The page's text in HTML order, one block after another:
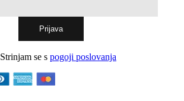
Strinjam se s pogoji poslovanja